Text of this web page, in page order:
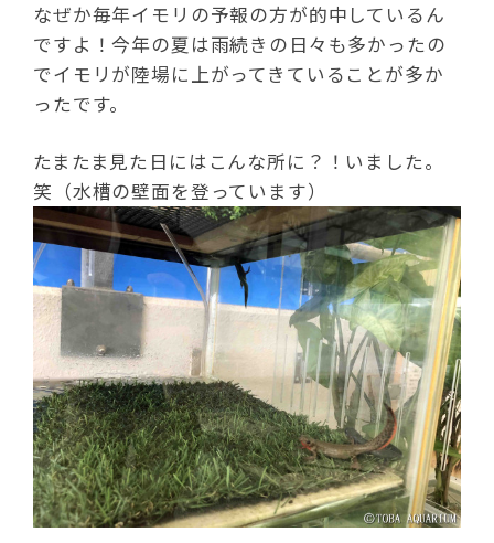
なぜか毎年イモリの予報の方が的中しているん
ですよ！今年の夏は雨続きの日々も多かったの
でイモリが陸場に上がってきていることが多か
ったです。
たまたま見た日にはこんな所に？！いました。
笑（水槽の壁面を登っています）